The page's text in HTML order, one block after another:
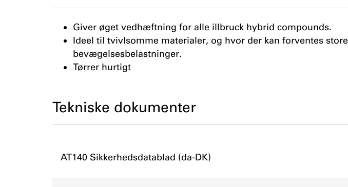
Giver øget vedhæftning for alle illbruck hybrid compounds.
Ideel til tvivlsomme materialer, og hvor der kan forventes store
bevægelsesbelastninger.
Tørrer hurtigt
Tekniske dokumenter
AT140 Sikkerhedsdatablad (da-DK)